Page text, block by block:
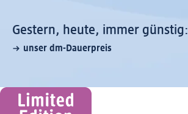
Gestern, heute, immer günstig:
unser dm-Dauerpreis